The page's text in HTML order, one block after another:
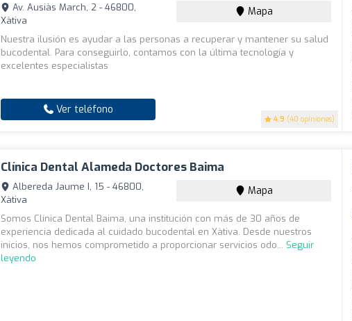
4.9 (40 opiniones)
Av. Ausiàs March, 2 - 46800,
Xàtiva
Mapa
Nuestra ilusión es ayudar a las personas a recuperar y mantener su salud
bucodental. Para conseguirlo, contamos con la última tecnología y
excelentes especialistas
Ver teléfono
Clínica Dental Alameda Doctores Baima
Albereda Jaume I, 15 - 46800,
Xàtiva
Mapa
Somos Clínica Dental Baima, una institución con más de 30 años de
experiencia dedicada al cuidado bucodental en Xàtiva. Desde nuestros
inicios, nos hemos comprometido a proporcionar servicios odo... Seguir
leyendo